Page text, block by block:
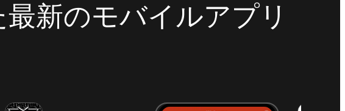
新のモバイルアプリ